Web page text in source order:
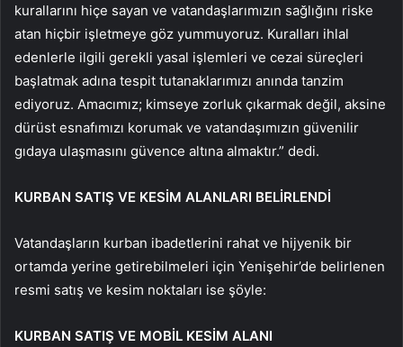
kurallarını hiçe sayan ve vatandaşlarımızın sağlığını riske
atan hiçbir işletmeye göz yummuyoruz. Kuralları ihlal
edenlerle ilgili gerekli yasal işlemleri ve cezai süreçleri
başlatmak adına tespit tutanaklarımızı anında tanzim
ediyoruz. Amacımız; kimseye zorluk çıkarmak değil, aksine
dürüst esnafımızı korumak ve vatandaşımızın güvenilir
gıdaya ulaşmasını güvence altına almaktır.” dedi.
KURBAN SATIŞ VE KESİM ALANLARI BELİRLENDİ
Vatandaşların kurban ibadetlerini rahat ve hijyenik bir
ortamda yerine getirebilmeleri için Yenişehir’de belirlenen
resmi satış ve kesim noktaları ise şöyle:
KURBAN SATIŞ VE MOBİL KESİM ALANI